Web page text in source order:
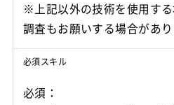
※上記以外の技術を使用す
調査もお願いする場合があり
必須スキル
必須：